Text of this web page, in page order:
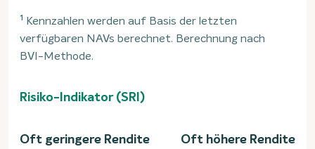
1 Kennzahlen werden auf Basis der letzten
verfügbaren NAVs berechnet. Berechnung nach
BVI-Methode.
Risiko-Indikator (SRI)
Oft geringere Rendite
Oft höhere Rendite